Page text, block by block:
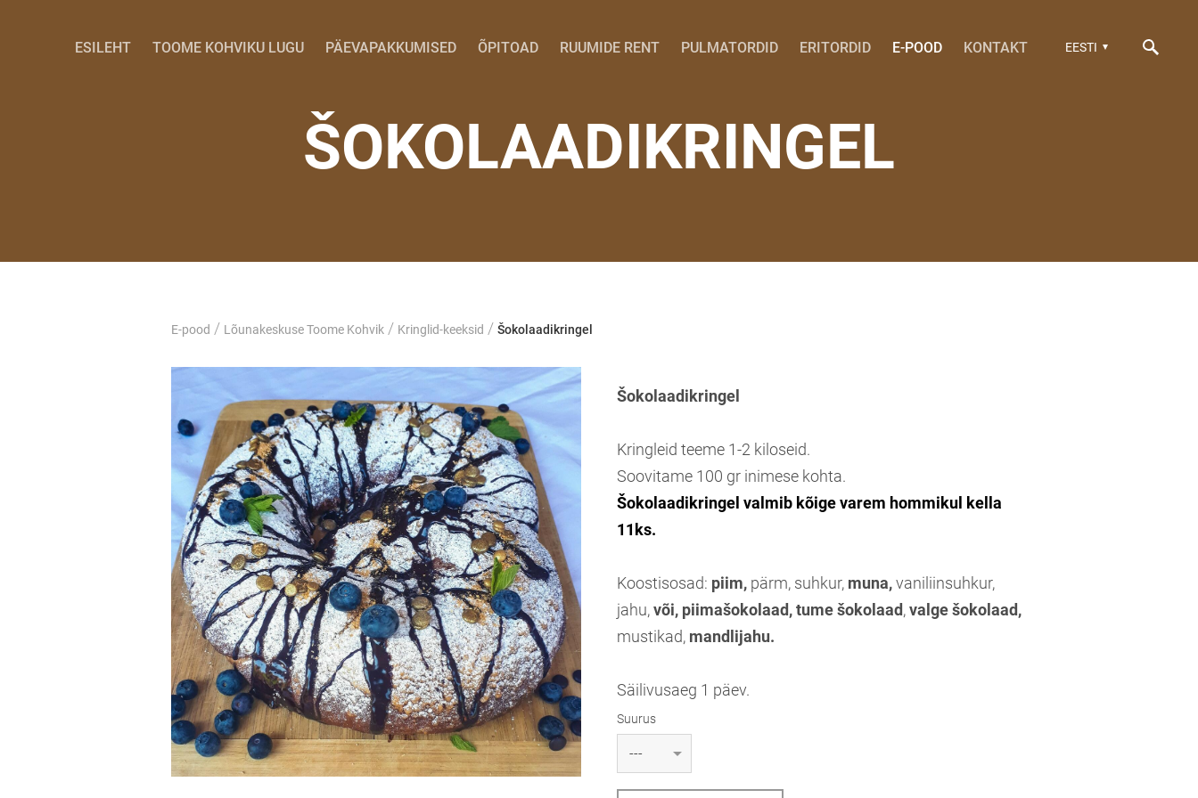
ESILEHT TOOME KOHVIKU LUGU PÄEVAPAKKUMISED ÕPITOAD RUUMIDE RENT PULMATORDID ERITORDID E-POOD KONTAKT EESTI
ŠOKOLAADIKRINGEL
E-pood / Lõunakeskuse Toome Kohvik / Kringlid-keeksid / Šokolaadikringel
Šokolaadikringel
Kringleid teeme 1-2 kiloseid.
Soovitame 100 gr inimese kohta.
Šokolaadikringel valmib kõige varem hommikul kella
11ks.
Koostisosad: piim, pärm, suhkur, muna,vaniliinsuhkur,
jahu,või, piimašokolaad,tume šokolaad,valge šokolaad,
mustikad, mandlijahu.
Säilivusaeg 1 päev.
Suurus